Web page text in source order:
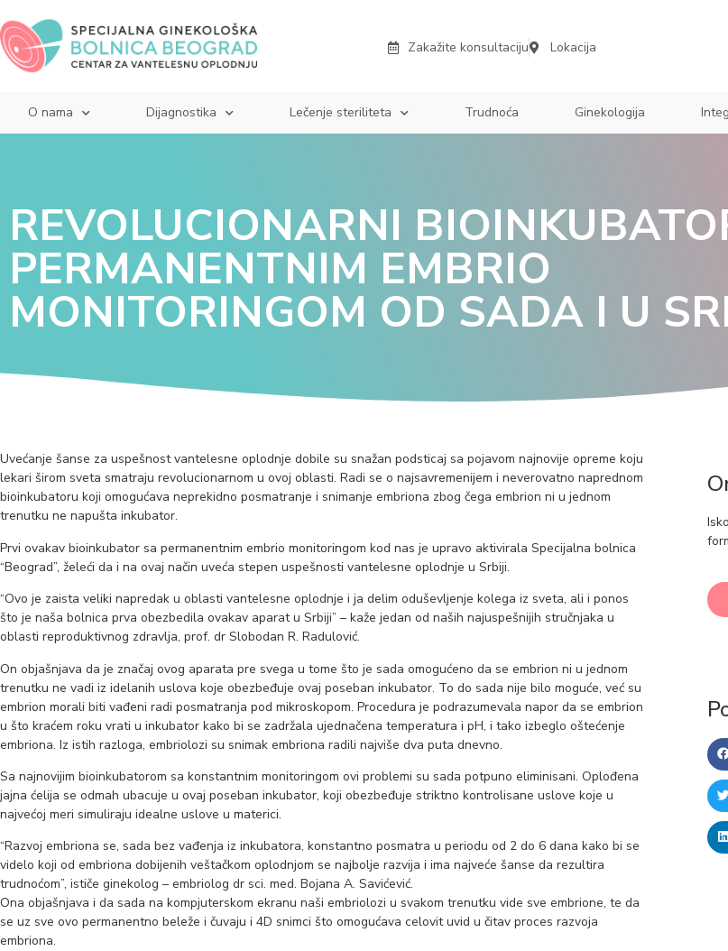
Zakažite konsultaciju Lokacija
O nama Dijagnostika Lečenje steriliteta Trudnoća Ginekologija
REVOLUCIONARNI
PERMANENTNIM EMBRIO
MONITORINGOM OD SADA I U
Uvećanje šanse za uspešnost vantelesne oplodnje dobile su snažan podsticaj sa pojavom najnovije opreme koju
lekari širom sveta smatraju revolucionarnom u ovoj oblasti. Radi se o najsavremenijem i neverovatno naprednom
bioinkubatoru koji omogućava neprekidno posmatranje i snimanje embriona zbog čega embrion ni u jednom
trenutku ne napušta inkubator.
Prvi ovakav bioinkubator sa permanentnim embrio monitoringom kod nas je upravo aktivirala Specijalna bolnica
“Beograd”, želeći da i na ovaj način uveća stepen uspešnosti vantelesne oplodnje u Srbiji.
“Ovo je zaista veliki napredak u oblasti vantelesne oplodnje i ja delim oduševljenje kolega iz sveta, ali i ponos
što je naša bolnica prva obezbedila ovakav aparat u Srbiji” – kaže jedan od naših najuspešnijih stručnjaka u
oblasti reproduktivnog zdravlja, prof. dr Slobodan R. Radulović.
On objašnjava da je značaj ovog aparata pre svega u tome što je sada omogućeno da se embrion ni u jednom
trenutku ne vadi iz idelanih uslova koje obezbeđuje ovaj poseban inkubator. To do sada nije bilo moguće, već su
embrion morali biti vađeni radi posmatranja pod mikroskopom. Procedura je podrazumevala napor da se embrion
u što kraćem roku vrati u inkubator kako bi se zadržala ujednačena temperatura i pH, i tako izbeglo oštećenje
embriona. Iz istih razloga, embriolozi su snimak embriona radili najviše dva puta dnevno.
Sa najnovijim bioinkubatorom sa konstantnim monitoringom ovi problemi su sada potpuno eliminisani. Oplođena
jajna ćelija se odmah ubacuje u ovaj poseban inkubator, koji obezbeđuje striktno kontrolisane uslove koje u
najvećoj meri simuliraju idealne uslove u materici.
“Razvoj embriona se, sada bez vađenja iz inkubatora, konstantno posmatra u periodu od 2 do 6 dana kako bi se
videlo koji od embriona dobijenih veštačkom oplodnjom se najbolje razvija i ima najveće šanse da rezultira
trudnoćom”, ističe ginekolog – embriolog dr sci. med. Bojana A. Savićević.
Ona objašnjava i da sada na kompjuterskom ekranu naši embriolozi u svakom trenutku vide sve embrione, te da
se uz sve ovo permanentno beleže i čuvaju i 4D snimci što omogućava celovit uvid u čitav proces razvoja
embriona.